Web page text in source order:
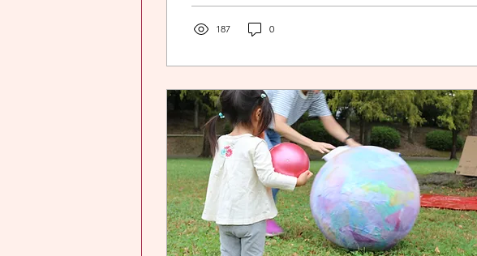
187 0